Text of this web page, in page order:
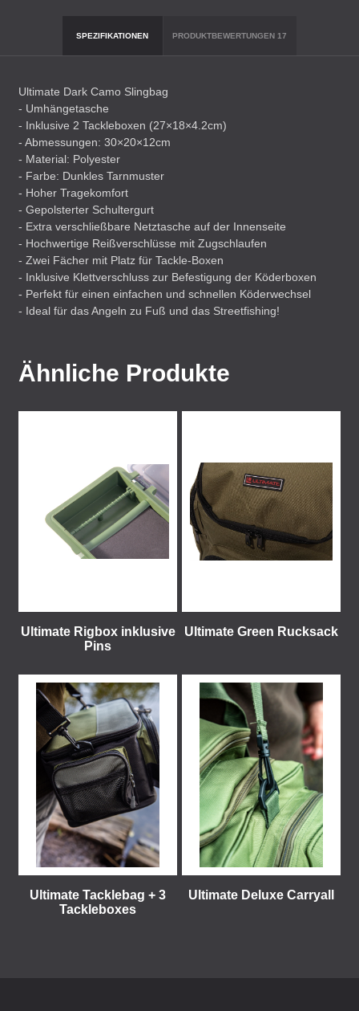
SPEZIFIKATIONEN PRODUKTBEWERTUNGEN17
Ultimate Dark Camo Slingbag
- Umhängetasche
- Inklusive 2 Tackleboxen (27×18×4.2cm)
- Abmessungen: 30×20×12cm
- Material: Polyester
- Farbe: Dunkles Tarnmuster
- Hoher Tragekomfort
- Gepolsterter Schultergurt
- Extra verschließbare Netztasche auf der Innenseite
- Hochwertige Reißverschlüsse mit Zugschlaufen
- Zwei Fächer mit Platz für Tackle-Boxen
- Inklusive Klettverschluss zur Befestigung der Köderboxen
- Perfekt für einen einfachen und schnellen Köderwechsel
- Ideal für das Angeln zu Fuß und das Streetfishing!
Ähnliche Produkte
Ultimate Rigbox inklusive
Pins
Ultimate Green Rucksack
Ultimate Tacklebag + 3
Tackleboxes
Ultimate Deluxe Carryall